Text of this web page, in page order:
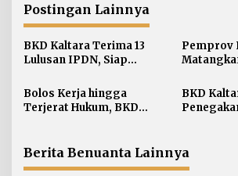
a
s
i
p
o
s
Postingan Lainnya
BKD Kaltara Terima 13
Lulusan IPDN, Siap
Lingkungan Pemprov
Pemprov
ASN
Bolos Kerja hingga
Terjerat Hukum, BKD
BKD
Berita Benuanta Lainnya